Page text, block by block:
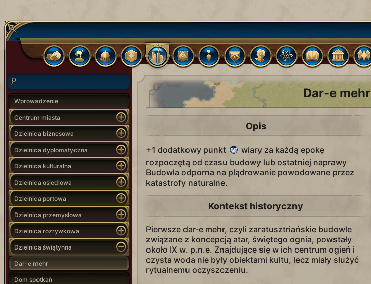
Wprowadzenie
Centrum miasta
Dzielnica biznesowa
Dzielnica dyplomatyczna
Dzielnica kulturalna
Dzielnica osiedlowa
Dzielnica portowa
Dzielnica przemysłowa
Dzielnica rozrywkowa
Dzielnica świątynna
Dar-e mehr
Dom spotkań
Dar-e mehr
Opis
+1 dodatkowy punkt
wiary za każdą epokę
rozpoczętą od czasu budowy lub ostatniej naprawy
Budowla odporna na plądrowanie powodowane przez
katastrofy naturalne.
Kontekst historyczny
Pierwsze dar-e mehr, czyli zaratusztriańskie budowle
związane z koncepcją atar, świętego ognia, powstały
około IX w. p.n.e. Znajdujące się w ich centrum ogień i
czysta woda nie były obiektami kultu, lecz miały służyć
rytualnemu oczyszczeniu.